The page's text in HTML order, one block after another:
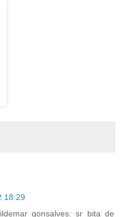
18:29
gonsalves: sr bita de